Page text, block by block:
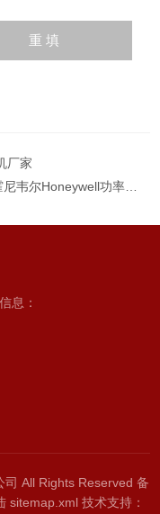
厂家
尔Honeywell功率继电器
息：
All Rights Reserved 备
sitemap.xml 技术支持：